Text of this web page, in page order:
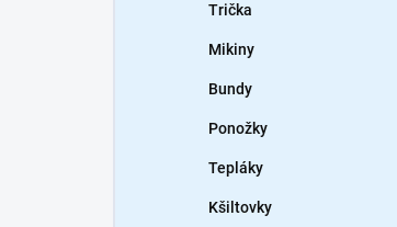
Trička
Mikiny
Bundy
Ponožky
Tepláky
Kšiltovky